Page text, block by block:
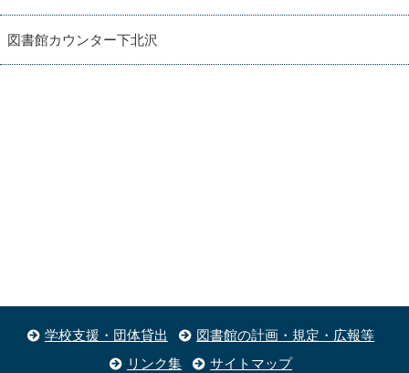
図書館カウンター下北沢
学校支援・団体貸出
図書館の計画・規定・広報等
リンク集
サイトマップ